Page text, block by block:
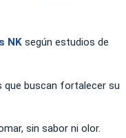
NK según estudios de
que buscan fortalecer su
sin sabor ni olor.